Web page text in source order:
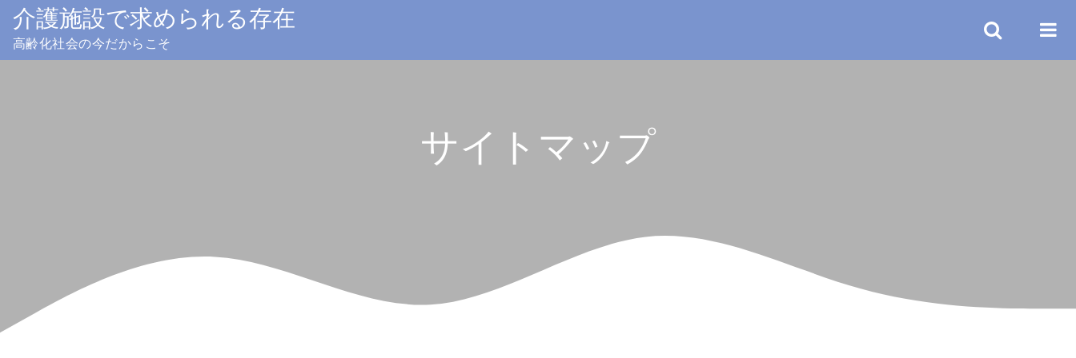
Skip
content
介護施設で求められる存在
高齢化社会の今だからこそ
サイトマップ